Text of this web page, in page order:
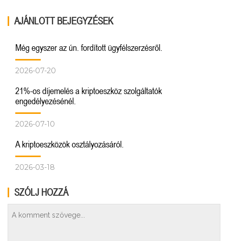
AJÁNLOTT BEJEGYZÉSEK
Még egyszer az ún. fordított ügyfélszerzésről.
2026-07-20
21%-os díjemelés a kriptoeszköz szolgáltatók
engedélyezésénél.
2026-07-10
A kriptoeszközök osztályozásáról.
2026-03-18
SZÓLJ HOZZÁ